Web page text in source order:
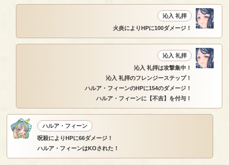
沁入 礼拝
火炎によりHPに100ダメージ！
沁入 礼拝
沁入 礼拝は攻撃集中！
沁入 礼拝のフレンジーステップ！
ハルア・フィーンのHPに154のダメージ！
ハルア・フィーンに【不吉】を付与！
ハルア・フィーン
呪殺によりHPに66ダメージ！
ハルア・フィーンはKOされた！